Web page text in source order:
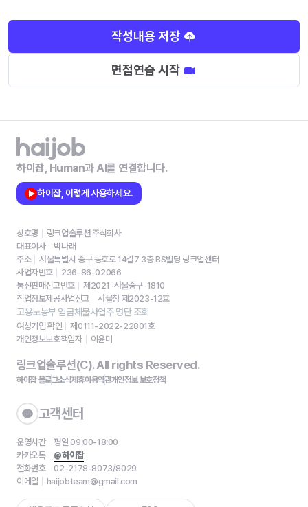
작성내용 저장
면접연습 시작
하이잡, Human과 AI를 연결합니다.
하이잡, 이렇게 사용하세요.
상호명
링크업솔루션 주식회사
대표이사
박나래
주소
서울특별시 중구 동호로 14길7 3층 BS빌딩 링크업센터
사업자번호
236-86-02066
통신판매신고번호
제2021-서울중구-1810
직업정보제공사업신고
서울청 제2023-12호
고용노동부 임금체불사업주 명단 조회
여성기업 확인
제0111-2022-22801호
개인정보보호책임자
이윤미
링크업솔루션(C). All rights Reserved.
하이잡 블로그소식제휴이용약관개인정보 보호정책
고객센터
운영시간
평일 09:00-18:00
카카오톡
@하이잡
전화번호
02-2178-8073/8029
이메일
haijobteam@gmail.com